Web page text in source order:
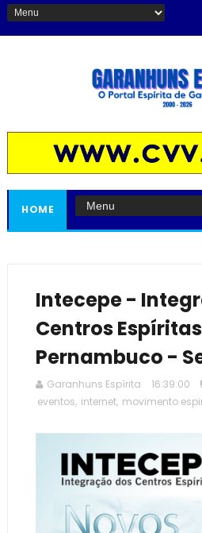
HOME
Intecepe -
Centros
Pernambuco -
Garanhuns Espírita 16:39:00
eventos, internet, movimento